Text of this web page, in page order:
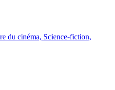
du cinéma, Science-fiction,